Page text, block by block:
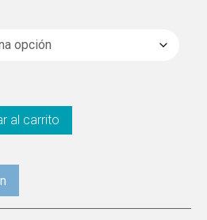
al carrito